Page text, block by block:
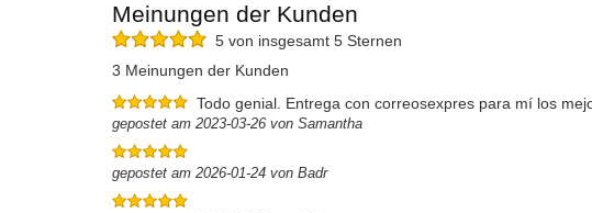
Meinungen der Kunden
5 von insgesamt 5 Sternen
3 Meinungen der Kunden
Todo genial. Entrega con correosexpres para mí los
gepostet am 2023-03-26 von Samantha
gepostet am 2026-01-24 von Badr